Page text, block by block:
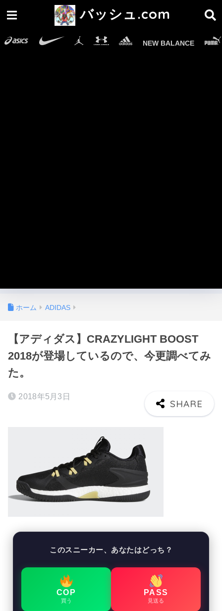
バッシュ.com
NEW BALANCE
ホーム ADIDAS
【アディダス】CRAZYLIGHT BOOST
2018が登場しているので、今更調べてみ
た。
2018年5月3日
このスニーカー、あなたはどっち？
COP
買う
PASS
見送る